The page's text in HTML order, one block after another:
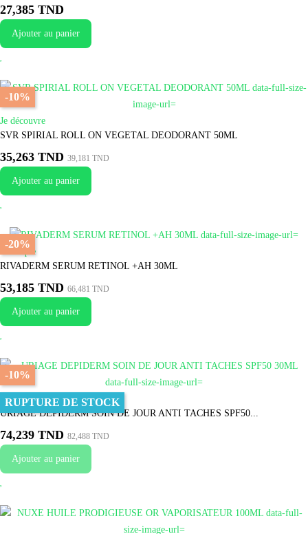
27,385 TND
Ajouter au panier
-10%
Je découvre
SVR SPIRIAL ROLL ON VEGETAL DEODORANT 50ML
35,263 TND 39,181 TND
Ajouter au panier
-20%
Je craque
RIVADERM SERUM RETINOL +AH 30ML
53,185 TND 66,481 TND
Ajouter au panier
-10%
RUPTURE DE STOCK
Je fonce
URIAGE DEPIDERM SOIN DE JOUR ANTI TACHES SPF50...
74,239 TND 82,488 TND
Ajouter au panier